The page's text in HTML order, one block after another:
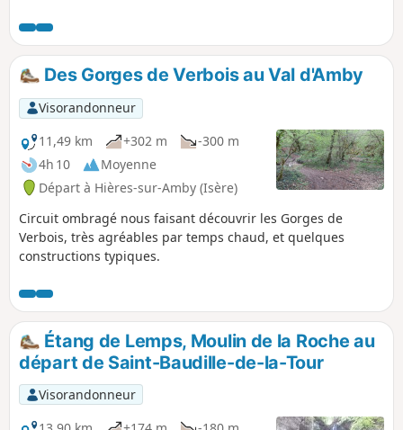
panorama sur le Massif du Pilat, les
Monts du Lyonnais, les plaines
lyonnaises et de l'Ain et les contreforts
du Bugey.
Des Gorges de Verbois au Val d'Amby
Visorandonneur
11,49 km
+302 m
-300 m
4h 10
Moyenne
Départ à Hières-sur-Amby (Isère)
Circuit ombragé nous faisant découvrir les Gorges de
Verbois, très agréables par temps chaud, et quelques
constructions typiques.
Étang de Lemps, Moulin de la Roche au
départ de Saint-Baudille-de-la-Tour
Visorandonneur